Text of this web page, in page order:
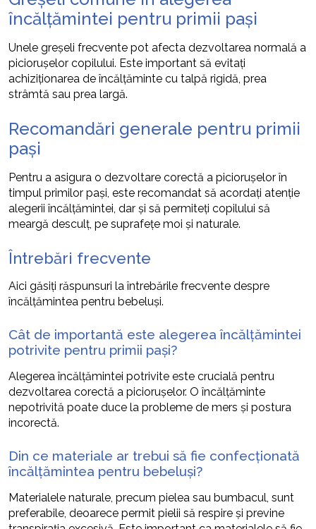
încălțămintei pentru primii pași
Unele greșeli frecvente pot afecta dezvoltarea normală a
piciorușelor copilului. Este important să evitați
achiziționarea de încălțăminte cu talpă rigidă, prea
strâmtă sau prea largă.
Recomandări generale pentru primii
pași
Pentru a asigura o dezvoltare corectă a piciorușelor în
timpul primilor pași, este recomandat să acordați atenție
alegerii încălțămintei, dar și să permiteți copilului să
meargă desculț, pe suprafețe moi și naturale.
Întrebări frecvente
Aici găsiți răspunsuri la întrebările frecvente despre
încălțămintea pentru bebeluși.
Cât de importantă este alegerea încălțămintei
potrivite pentru primii pași?
Alegerea încălțămintei potrivite este crucială pentru
dezvoltarea corectă a piciorușelor. O încălțăminte
nepotrivită poate duce la probleme de mers și postura
incorectă.
Din ce materiale ar trebui să fie confecționată
încălțămintea pentru bebeluși?
Materialele naturale, precum pielea sau bumbacul, sunt
preferabile, deoarece permit pielii să respire și previne